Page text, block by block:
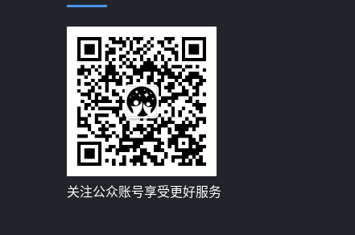
关注公众账号享受更好服务